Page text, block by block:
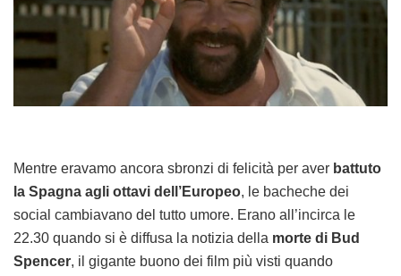
Mentre eravamo ancora sbronzi di felicità per aver battuto
la Spagna agli ottavi dell’Europeo, le bacheche dei
social cambiavano del tutto umore. Erano all’incirca le
22.30 quando si è diffusa la notizia della morte di Bud
Spencer, il gigante buono dei film più visti quando